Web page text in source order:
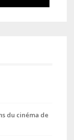
du cinéma de